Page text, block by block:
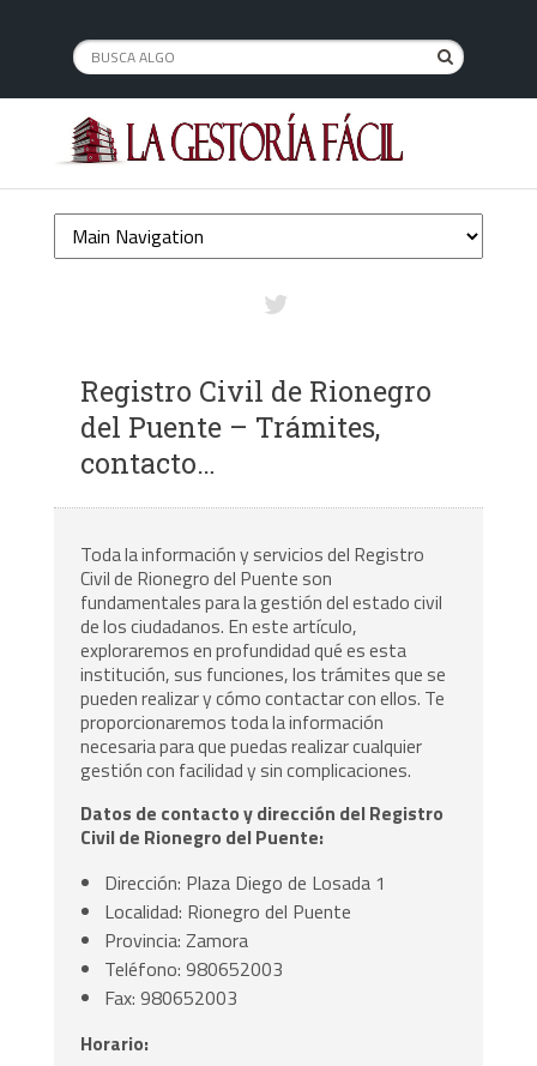
Registro Civil de Rionegro
del Puente – Trámites,
contacto…
Toda la información y servicios del Registro
Civil de Rionegro del Puente son
fundamentales para la gestión del estado civil
de los ciudadanos. En este artículo,
exploraremos en profundidad qué es esta
institución, sus funciones, los trámites que se
pueden realizar y cómo contactar con ellos. Te
proporcionaremos toda la información
necesaria para que puedas realizar cualquier
gestión con facilidad y sin complicaciones.
Datos de contacto y dirección del Registro
Civil de Rionegro del Puente:
Dirección: Plaza Diego de Losada 1
Localidad: Rionegro del Puente
Provincia: Zamora
Teléfono: 980652003
Fax: 980652003
Horario: